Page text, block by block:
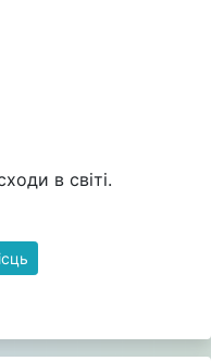
в світі.